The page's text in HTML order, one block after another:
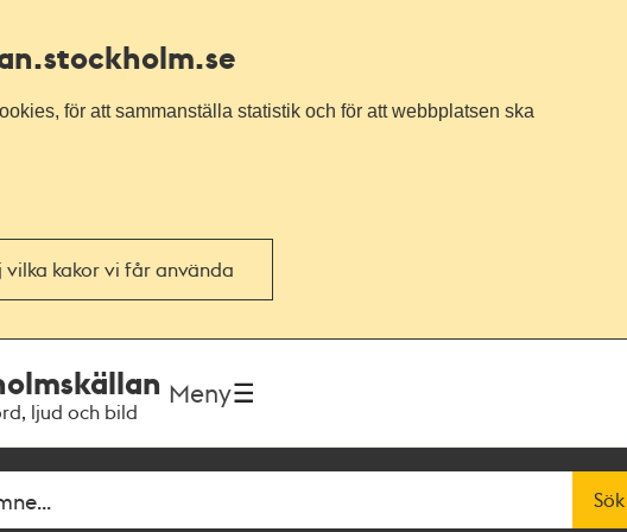
.stockholm.se
för att sammanställa statistik och för att webbplatsen ska
vilka kakor vi får använda
ljud och bild
Meny
Sök